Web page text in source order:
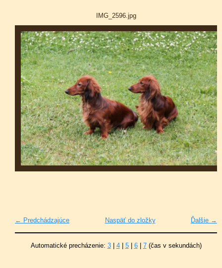
IMG_2596.jpg
← Predchádzajúce Ďalšie →
Naspäť do zložky
Automatické precházenie: 3| 4| 5| 6| 7(čas v sekundách)